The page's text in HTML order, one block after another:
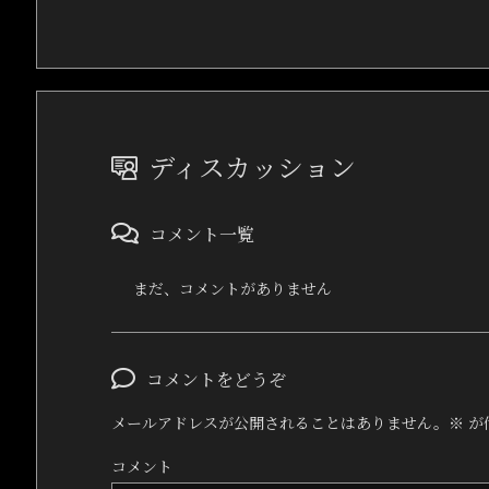
ディスカッション
コメント一覧
まだ、コメントがありません
コメントをどうぞ
メールアドレスが公開されることはありません。 ※ が
コメント